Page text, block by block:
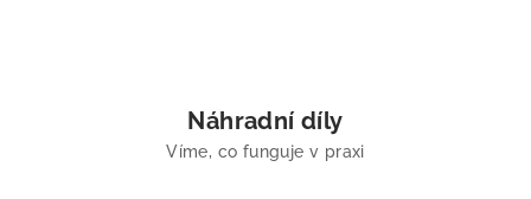
Náhradní díly
Víme, co funguje v praxi